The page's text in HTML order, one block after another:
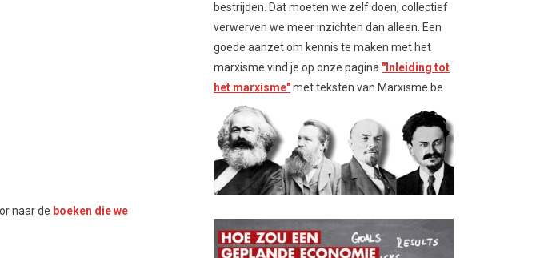
naar de boeken die we
bestrijden. Dat moeten we zelf doen, collectief
verwerven we meer inzichten dan alleen. Een
goede aanzet om kennis te maken met het
marxisme vind je op onze pagina "Inleiding tot
het marxisme"met teksten van Marxisme.be